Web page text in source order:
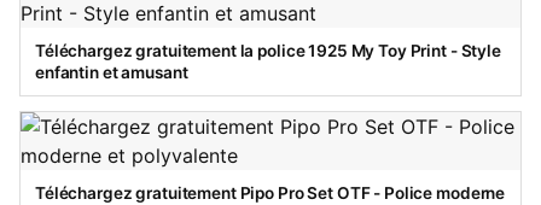
Téléchargez gratuitement la police 1925 My Toy Print - Style
enfantin et amusant
Téléchargez gratuitement Pipo Pro Set OTF - Police moderne